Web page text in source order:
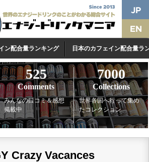
ン配合量ランキング 日本のカフェイン配合量ラ
525
Comments
みんなの口コミ＆感想
掲載中
7000
Collections
世界各国へ行って集め
たコレクション
Crazy Vacances